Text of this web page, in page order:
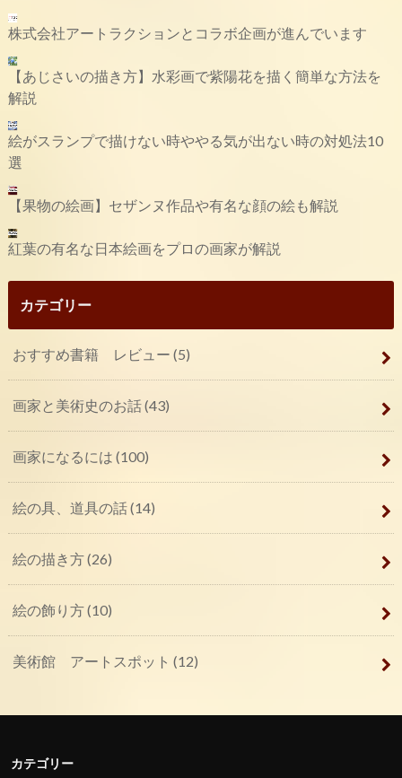
株式会社アートラクションとコラボ企画が進んでいます
【あじさいの描き方】水彩画で紫陽花を描く簡単な方法を
解説
絵がスランプで描けない時ややる気が出ない時の対処法10
選
【果物の絵画】セザンヌ作品や有名な顔の絵も解説
紅葉の有名な日本絵画をプロの画家が解説
カテゴリー
おすすめ書籍 レビュー (5)
画家と美術史のお話(43)
画家になるには (100)
絵の具、道具の話(14)
絵の描き方(26)
絵の飾り方(10)
美術館 アートスポット (12)
カテゴリー